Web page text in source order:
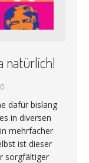
natürlich!
0
dafür bislang
in diversen
mehrfacher
ist dieser
sorgfältiger